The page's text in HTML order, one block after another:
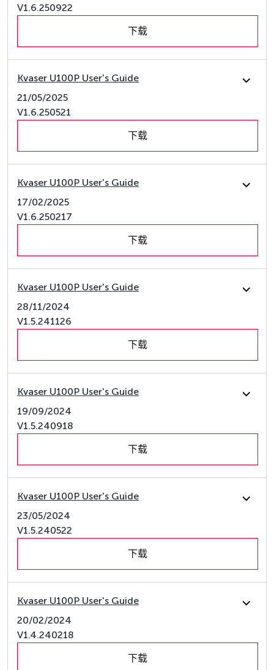
V1.6.250922
下载
Kvaser U100P User's Guide
21/05/2025
V1.6.250521
下载
Kvaser U100P User's Guide
17/02/2025
V1.6.250217
下载
Kvaser U100P User's Guide
28/11/2024
V1.5.241126
下载
Kvaser U100P User's Guide
19/09/2024
V1.5.240918
下载
Kvaser U100P User's Guide
23/05/2024
V1.5.240522
下载
Kvaser U100P User's Guide
20/02/2024
V1.4.240218
下载